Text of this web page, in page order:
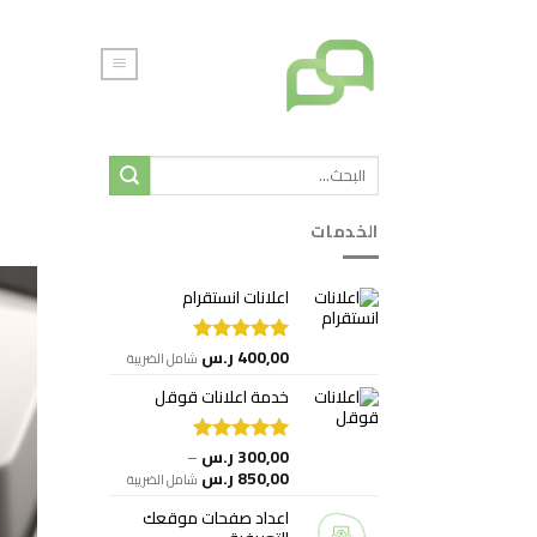
الخدمات
اعلانات انستقرام
تم التقييم
400,00ر.س شامل الضريبة
خدمة اعلانات قوقل
تم التقييم
5.00من 5
300,00ر.س–
850,00ر.سنطاق
السعر:
من
شامل الضريبة
اعداد صفحات موقعك